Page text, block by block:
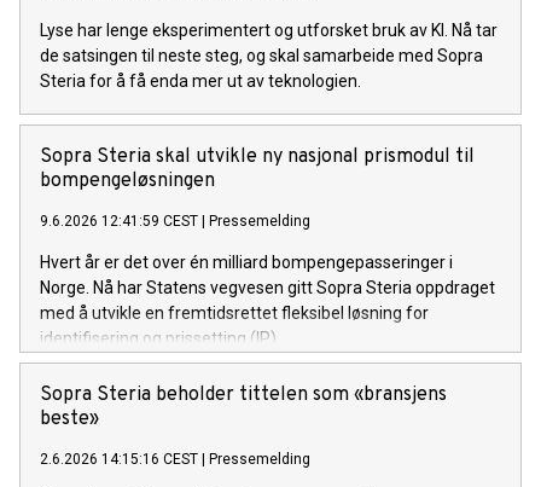
Lyse har lenge eksperimentert og utforsket bruk av KI. Nå tar
de satsingen til neste steg, og skal samarbeide med Sopra
Steria for å få enda mer ut av teknologien.
Sopra Steria skal utvikle ny nasjonal prismodul til
bompengeløsningen
9.6.2026 12:41:59 CEST Pressemelding
Hvert år er det over én milliard bompengepasseringer i
Norge. Nå har Statens vegvesen gitt Sopra Steria oppdraget
med å utvikle en fremtidsrettet fleksibel løsning for
identifisering og prissetting (IP).
Sopra Steria beholder tittelen som «bransjens
beste»
2.6.2026 14:15:16 CEST Pressemelding